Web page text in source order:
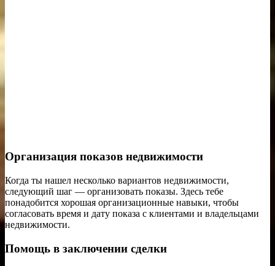
Организация показов недвижимости
Когда ты нашел несколько вариантов недвижимости,
следующий шаг — организовать показы. Здесь тебе
понадобится хорошая организационные навыки, чтобы
согласовать время и дату показа с клиентами и владельцами
недвижимости.
Помощь в заключении сделки